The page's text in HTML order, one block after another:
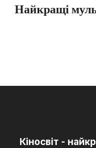
Кіносвіт -